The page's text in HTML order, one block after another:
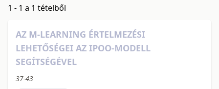
1 - 1 a 1 tételből
AZ M-LEARNING ÉRTELMEZÉSI
LEHETŐSÉGEI AZ IPOO-MODELL
SEGÍTSÉGÉVEL
37-43